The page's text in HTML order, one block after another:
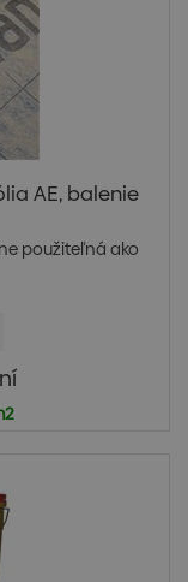
AE, balenie
použiteľná ako